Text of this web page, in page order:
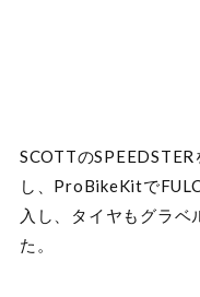
SCOTTの
し、ProBikeKitで
入し、タイヤもグラベ
た。